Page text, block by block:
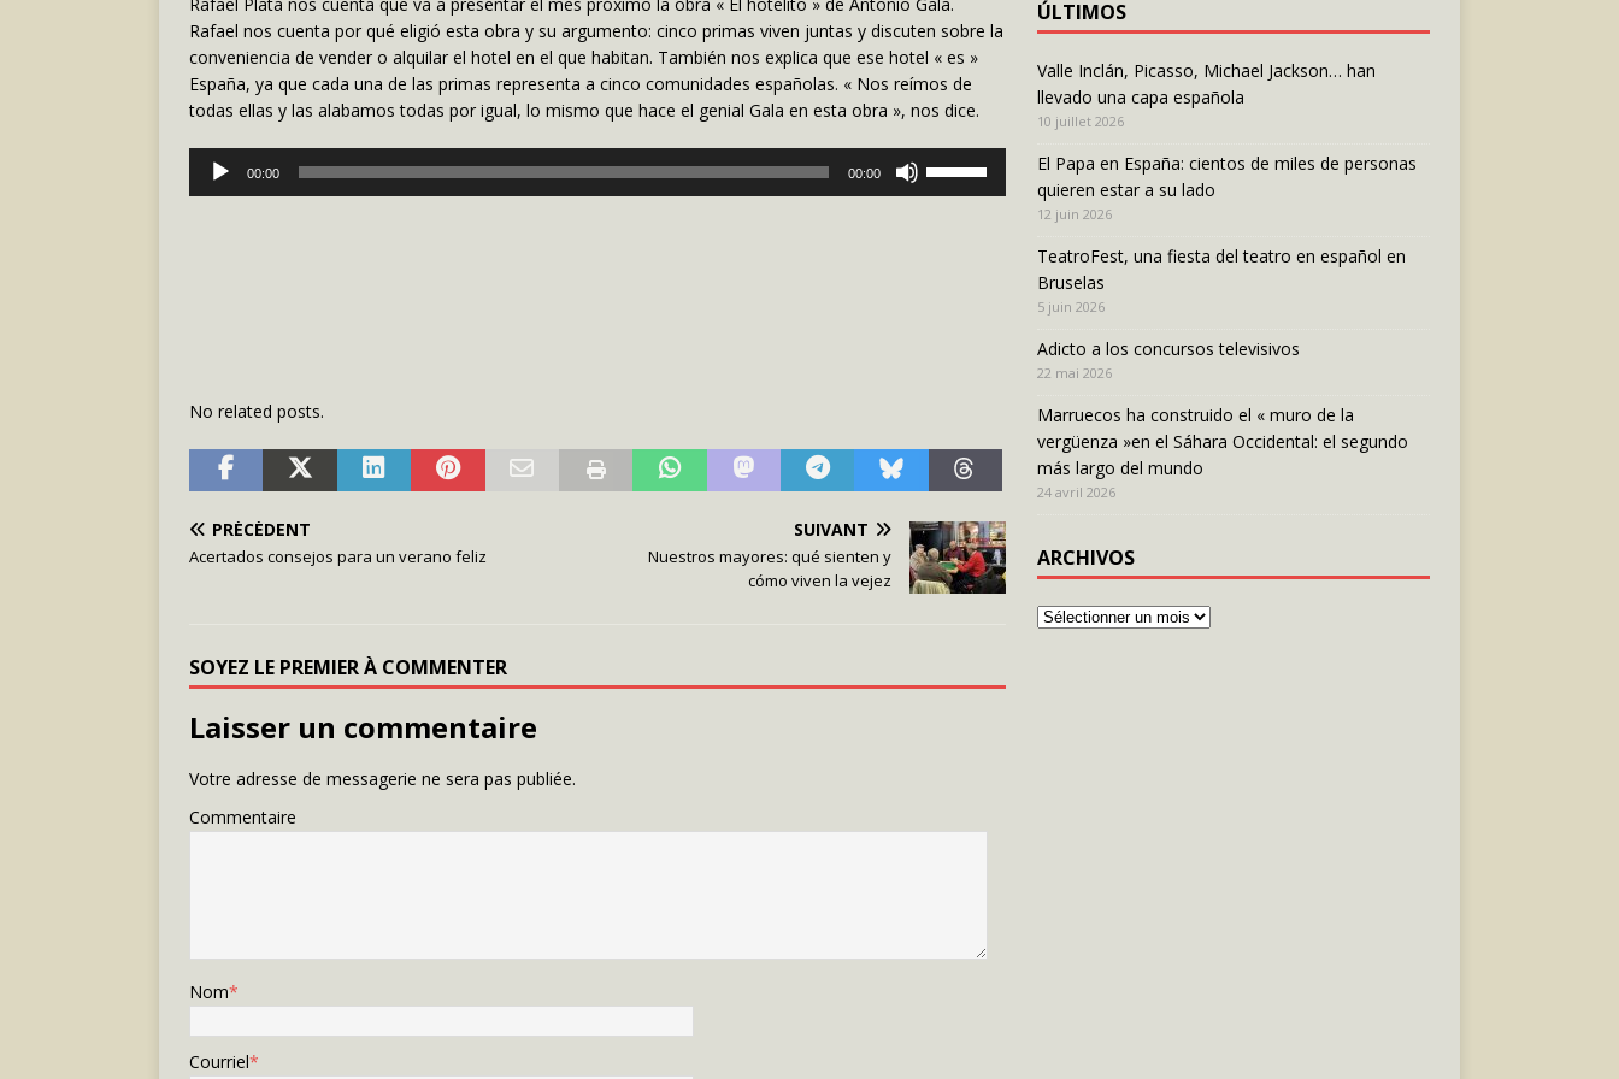
Rafael nos cuenta por qué eligió esta obra y su argumento: cinco primas viven juntas y discuten sobre la
conveniencia de vender o alquilar el hotel en el que habitan. También nos explica que ese hotel « es »
España, ya que cada una de las primas representa a cinco comunidades españolas. « Nos reímos de
todas ellas y las alabamos todas por igual, lo mismo que hace el genial Gala en esta obra », nos dice.
Lecteur
audio
00:00 00:00
No related posts.
PRÉCÉDENT
Acertados consejos para un verano feliz
SUIVANT
Nuestros mayores: qué sienten y
cómo viven la vejez
SOYEZ LE PREMIER À COMMENTER
Laisser un commentaire
Votre adresse de messagerie ne sera pas publiée.
Commentaire
Nom*
Courriel*
ÚLTIMOS
Valle Inclán, Picasso, Michael Jackson… han
llevado una capa española
10 juillet 2026
El Papa en España: cientos de miles de personas
quieren estar a su lado
12 juin 2026
TeatroFest, una fiesta del teatro en español en
Bruselas
5 juin 2026
Adicto a los concursos televisivos
22 mai 2026
Marruecos ha construido el « muro de la
vergüenza »en el Sáhara Occidental: el segundo
más largo del mundo
24 avril 2026
ARCHIVOS